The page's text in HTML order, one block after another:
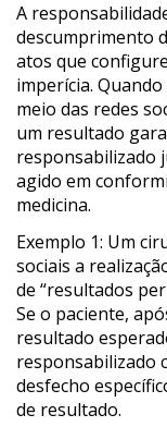
A
descumprimento
atos que
imperícia.
meio das redes
um resultado
responsabilizado
agido em
medicina.
Exemplo 1: Um
sociais a
de “resultados
Se o paciente,
resultado
responsabilizado
desfecho
de resultado.